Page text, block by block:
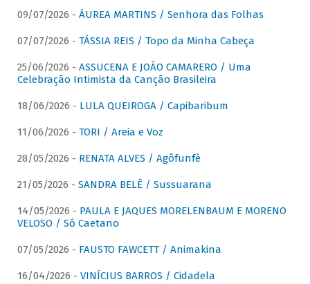
09/07/2026 - ÁUREA MARTINS / Senhora das Folhas
07/07/2026 - TÁSSIA REIS / Topo da Minha Cabeça
25/06/2026 - ASSUCENA E JOÃO CAMARERO / Uma
Celebração Intimista da Canção Brasileira
18/06/2026 - LULA QUEIROGA / Capibaribum
11/06/2026 - TORI / Areia e Voz
28/05/2026 - RENATA ALVES / Agôfunfè
21/05/2026 - SANDRA BELÊ / Sussuarana
14/05/2026 - PAULA E JAQUES MORELENBAUM E MORENO
VELOSO / Só Caetano
07/05/2026 - FAUSTO FAWCETT / Animakina
16/04/2026 - VINÍCIUS BARROS / Cidadela